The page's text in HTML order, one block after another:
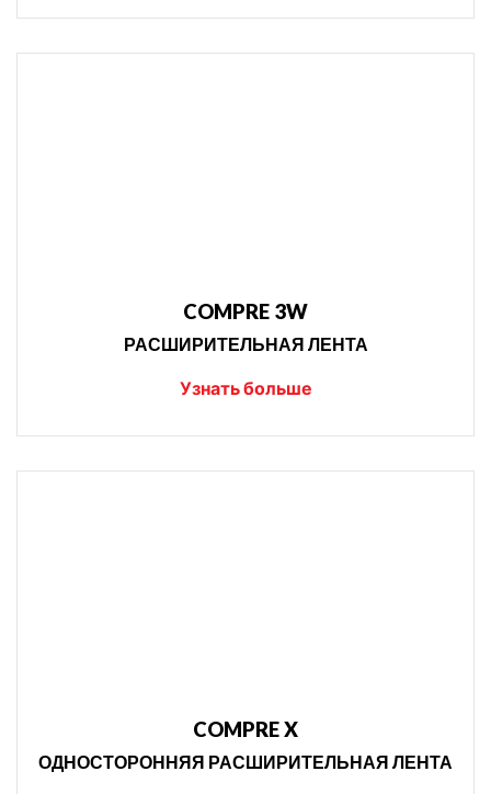
COMPRE 3W
РАСШИРИТЕЛЬНАЯ ЛЕНТА
Узнать больше
COMPRE X
ОДНОСТОРОННЯЯ РАСШИРИТЕЛЬНАЯ ЛЕНТА